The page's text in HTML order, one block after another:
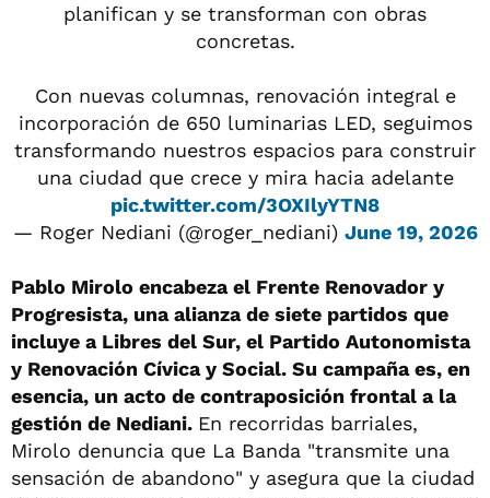
planifican y se transforman con obras
concretas.
Con nuevas columnas, renovación integral e
incorporación de 650 luminarias LED, seguimos
transformando nuestros espacios para construir
una ciudad que crece y mira hacia adelante
pic.twitter.com/3OXIlyYTN8
— Roger Nediani (@roger_nediani) June 19, 2026
Pablo Mirolo encabeza el Frente Renovador y
Progresista, una alianza de siete partidos que
incluye a Libres del Sur, el Partido Autonomista
y Renovación Cívica y Social. Su campaña es, en
esencia, un acto de contraposición frontal a la
gestión de Nediani. En recorridas barriales,
Mirolo denuncia que La Banda "transmite una
sensación de abandono" y asegura que la ciudad